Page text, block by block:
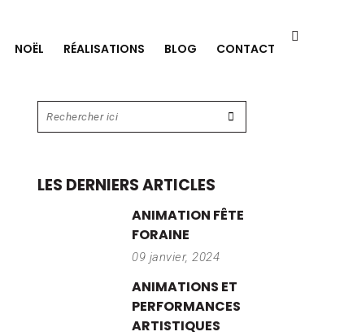
NOËL RÉALISATIONS BLOG CONTACT
LES DERNIERS ARTICLES
ANIMATION FÊTE
FORAINE
09 janvier, 2024
ANIMATIONS ET
PERFORMANCES
ARTISTIQUES